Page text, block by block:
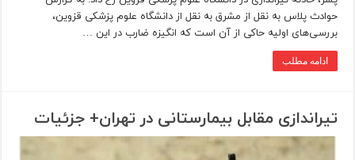
حوادث پلاس به نقل از مشرق به نقل از دانشگاه علوم‌ پزشکی قزوین،
بررسی‌های اولیه حاکی از آن است که انگیزه ضارب در این …
ادامه مطلب
تیراندازی مقابل بیمارستانی در تهران+ جزئیات